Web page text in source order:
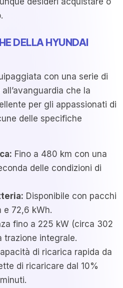
DELLA HYUNDAI
con una serie di
che la
per gli appassionati di
delle specifiche
Fino a 480 km con una
delle condizioni di
Disponibile con pacchi
e 72,6 kWh.
fino a 225 kW (circa 302
trazione integrale.
di ricarica rapida da
di ricaricare dal 10%